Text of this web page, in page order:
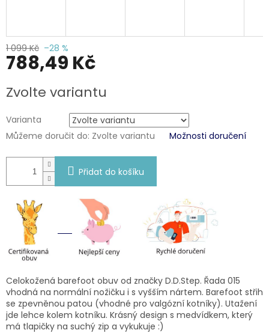
1 099 Kč –28 %
788,49 Kč
cena:
Zvolte variantu
Varianta
Můžeme doručit do: Zvolte variantu Možnosti doručení
Přidat do košíku
Celokožená barefoot obuv od značky D.D.Step. Řada 015
vhodná na normální nožičku i s vyšším nártem. Barefoot střih
se zpevněnou patou (vhodné pro valgózní kotníky). Utažení
jde lehce kolem kotníku. Krásný design s medvídkem, který
má tlapičky na suchý zip a vykukuje :)